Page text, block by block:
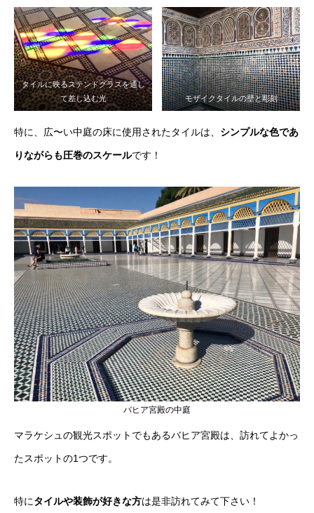
タイルに映るステンドグラスを通し
て差し込む光
モザイクタイルの壁と彫刻
特に、広〜い中庭の床に使用されたタイルは、 シンプルな色であ
りながらも圧巻のスケールです！
バヒア宮殿の中庭
マラケシュの観光スポットでもあるバヒア宮殿は、訪れてよかっ
たスポットの1つです。
特にタイルや装飾が好きな方は是非訪れてみて下さい！